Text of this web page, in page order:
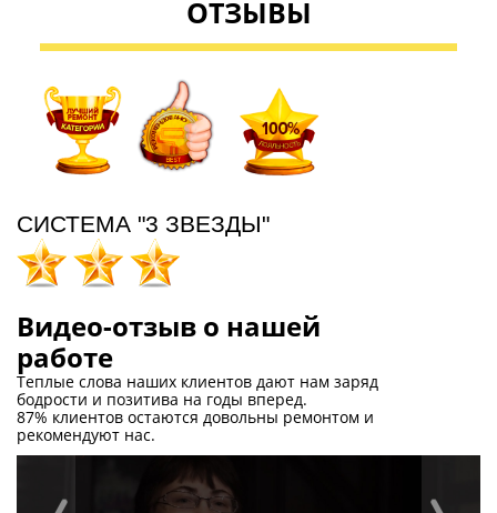
НАШИ ПРЕИМУЩЕСТВА
БОЛЕЕ 8 ЛЕТ ОПЫТА
ОФИЦИАЛЬНЫЙ